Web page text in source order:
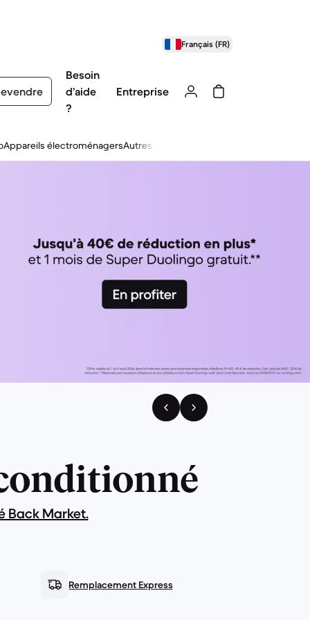
Français (FR)
Besoin
d’aide
?
Entreprise
Appareils électroménagersAutres
Back Market.
Remplacement Express